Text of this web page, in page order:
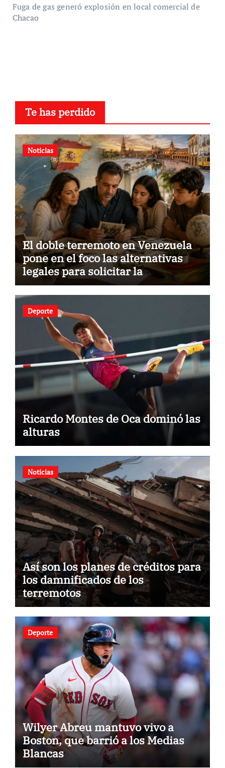
Fuga de gas generó explosión en local comercial de
Chacao
Te has perdido
Noticias
El doble terremoto en Venezuela
pone en el foco las alternativas
legales para solicitar la
nacionalidad por parte de
personas con vínculos familiares
en España y Portugal
Deporte
Ricardo Montes de Oca dominó las
alturas
Noticias
Así son los planes de créditos para
los damnificados de los
terremotos
Deporte
Wilyer Abreu mantuvo vivo a
Boston, que barrió a los Medias
Blancas